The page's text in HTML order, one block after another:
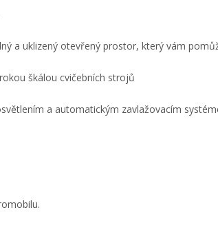
a uklizený otevřený prostor, který vám
škálou cvičebních strojů
a automatickým zavlažovacím